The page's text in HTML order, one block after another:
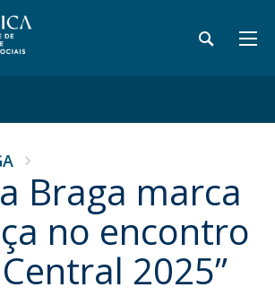
Braga marca
no encontro
2025”